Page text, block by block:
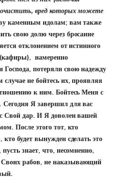
вред которых можете
каменным идолам; вам также
свою долю через бросание
отклонением от истинного
(кафиры), намеренно
потеряли свою надежду
не бойтесь их, проявляя
к ним. Бойтесь Меня с
Я завершил для вас
Свой дар. И Я доволен вашей
После этого тот, кто
будет вынужден сделать это
знает, что, несомненно,
рабов, не наказывающий